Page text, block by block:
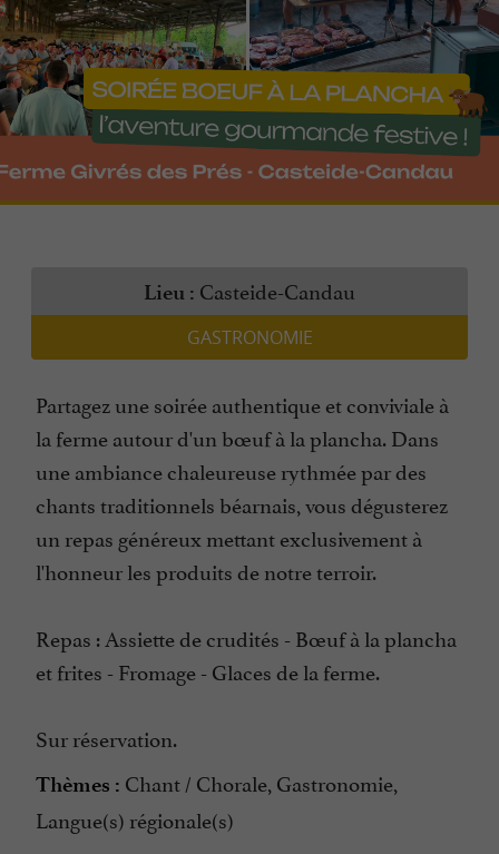
Lieu : Casteide-Candau
GASTRONOMIE
Partagez une soirée authentique et conviviale à
la ferme autour d'un bœuf à la plancha. Dans
une ambiance chaleureuse rythmée par des
chants traditionnels béarnais, vous dégusterez
un repas généreux mettant exclusivement à
l'honneur les produits de notre terroir.
Repas : Assiette de crudités - Bœuf à la plancha
et frites - Fromage - Glaces de la ferme.
Sur réservation.
Thèmes : Chant / Chorale, Gastronomie,
Langue(s) régionale(s)